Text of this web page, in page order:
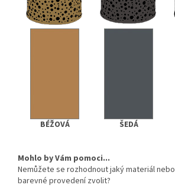
BÉŽOVÁ ŠEDÁ
Mohlo by Vám pomoci...
Nemůžete se rozhodnout jaký materiál nebo
barevné provedení zvolit?